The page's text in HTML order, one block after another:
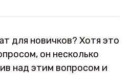
для новичков? Хотя это
он несколько
над этим вопросом и